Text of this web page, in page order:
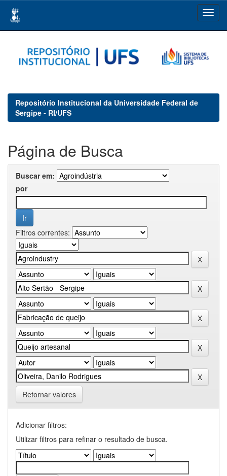
navigation
Repositório Institucional da Universidade Federal de
Sergipe - RI/UFS
Página de Busca
Buscar em:
por
Filtros correntes:
Retornar valores
Adicionar filtros:
Utilizar filtros para refinar o resultado de busca.